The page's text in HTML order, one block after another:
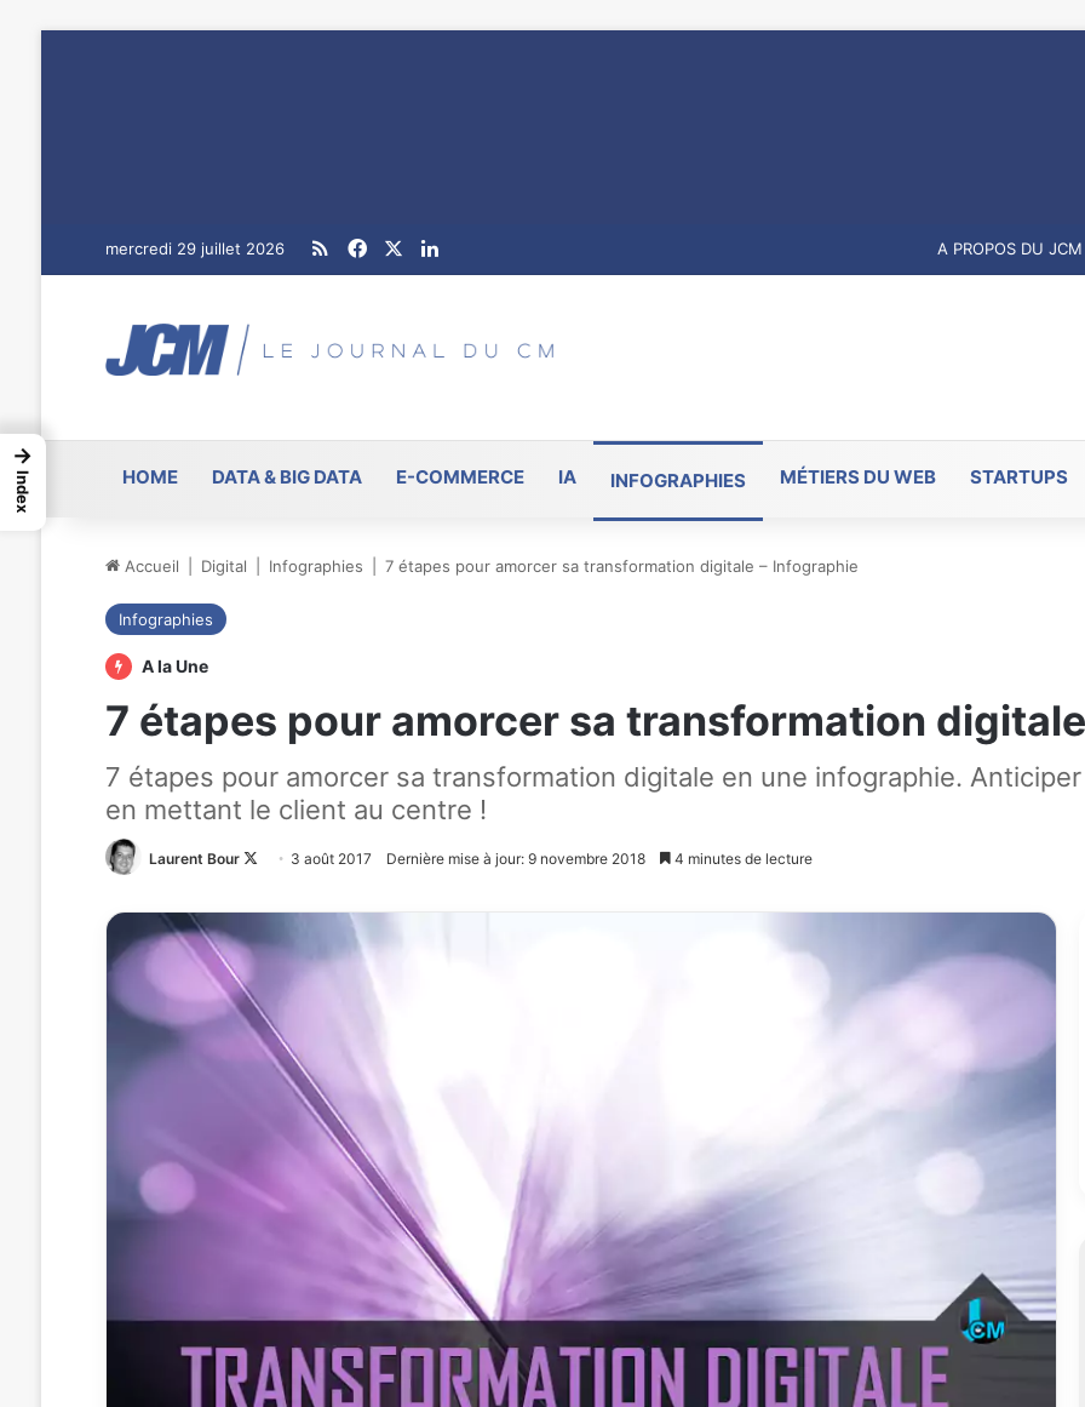
mercredi 29 juillet 2026 RSSFacebookLinkedin A PROPOS DU JCM
HOME DATA & BIG DATA E-COMMERCE IA INFOGRAPHIES MÉTIERS DU WEB STARTUPS
Accueil Digital Infographies 7 étapes pour amorcer sa transformation digitale – Infographie
Infographies
A la Une
7 étapes pour amorcer sa transformation
7 étapes pour amorcer sa transformation digitale en une infographie.
en mettant le client au centre !
Laurent Bour
Follow
X
3 août 2017 Dernière mise à jour: 9 novembre 2018 4 minutes de lecture
→
Index